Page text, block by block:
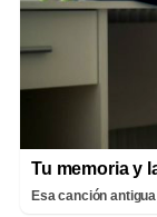
Tu memoria y
Esa canción